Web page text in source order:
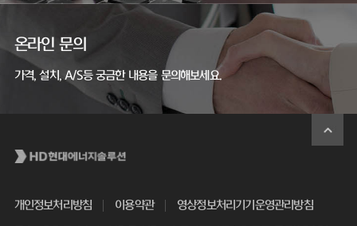
온라인 문의
가격, 설치, A/S등 궁금한 내용을 문의해보세요.
개인정보처리방침 이용약관 영상정보처리기기운영관리방침